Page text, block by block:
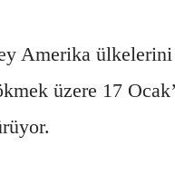
Amerika ülkelerini
üzere 17